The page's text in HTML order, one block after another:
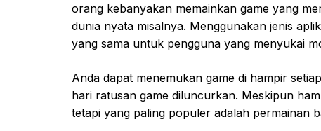
orang kebanyakan memainkan game yang
dunia nyata misalnya. Menggunakan jenis
yang sama untuk pengguna yang menyukai
Anda dapat menemukan game di hampir
hari ratusan game diluncurkan. Meskipun
tetapi yang paling populer adalah permainan